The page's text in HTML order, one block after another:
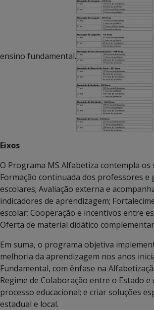
ensino fundamental.
Eixos
O Programa MS Alfabetiza contempla os
Formação continuada dos professores e
escolares; Avaliação externa e
indicadores de aprendizagem;
escolar; Cooperação e incentivos entre
Oferta de material didático
Em suma, o programa objetiva
melhoria da aprendizagem nos anos
Fundamental, com ênfase na
Regime de Colaboração entre o Estado
processo educacional; e criar soluções
estadual e local.